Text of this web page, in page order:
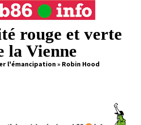
rouge et verte
la Vienne
l'émancipation » Robin Hood